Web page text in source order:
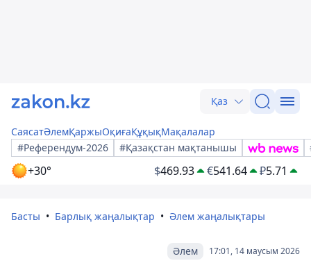
Қаз
СаясатӘлемҚаржыОқиғаҚұқықМақалалар
#Референдум-2026
#Қазақстан мақтанышы
+30° $469.93 €541.64 ₽5.71
Басты Барлық жаңалықтар Әлем жаңалықтары
17:01, 14 маусым 2026
Әлем